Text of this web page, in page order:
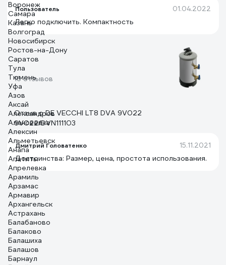
Пользователь 01.04.2022
Легко подключить. Компактность
16 отзывов
Отзыв о DE VECCHI LT8 DVA 9V022
9V022/DVN111103
Дмитрий Головатенко 15.11.2021
Достоинства: Размер, цена, простота использования.
Воронеж
Самара
Казань
Волгоград
Новосибирск
Ростов-на-Дону
Саратов
Тула
Тюмень
Уфа
Азов
Аксай
Александров
Алексеевка
Алексин
Альметьевск
Анапа
Апатиты
Апрелевка
Арамиль
Арзамас
Армавир
Архангельск
Астрахань
Балабаново
Балаково
Балашиха
Балашов
Барнаул